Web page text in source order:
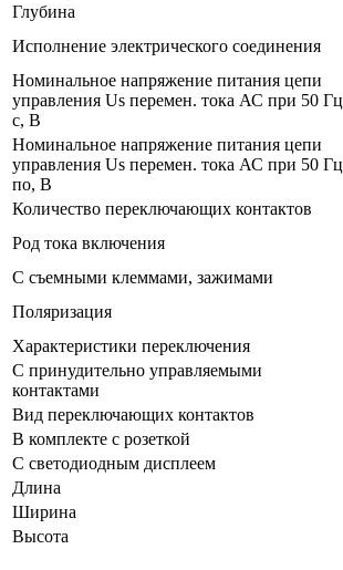
Глубина
Исполнение электрического соединения
Номинальное напряжение питания цепи
управления Us перемен. тока АС при 50 Гц
с, В
Номинальное напряжение питания цепи
управления Us перемен. тока АС при 50 Гц
по, В
Количество переключающих контактов
Род тока включения
С съемными клеммами, зажимами
Поляризация
Характеристики переключения
С принудительно управляемыми
контактами
Вид переключающих контактов
В комплекте с розеткой
С светодиодным дисплеем
Длина
Ширина
Высота